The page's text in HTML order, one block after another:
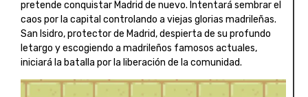
pretende conquistar Madrid de nuevo. Intentará sembrar el
caos por la capital controlando a viejas glorias madrileñas.
San Isidro, protector de Madrid, despierta de su profundo
letargo y escogiendo a madrileños famosos actuales,
iniciará la batalla por la liberación de la comunidad.